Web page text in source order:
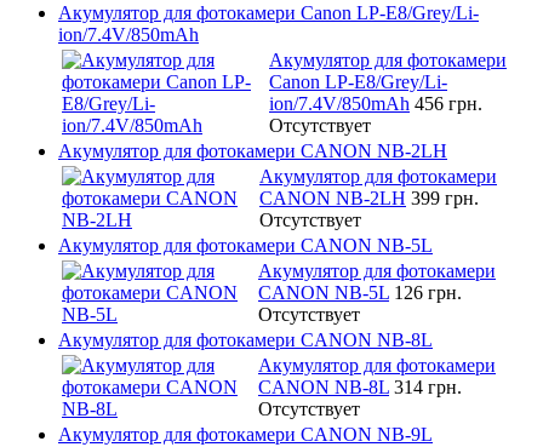
Акумулятор для фотокамери Canon LP-E8/Grey/Li-
ion/7.4V/850mAh
Акумулятор для фотокамери
Canon LP-E8/Grey/Li-
ion/7.4V/850mAh 456 грн.
Отсутствует
Акумулятор для фотокамери CANON NB-2LH
Акумулятор для фотокамери
CANON NB-2LH 399 грн.
Отсутствует
Акумулятор для фотокамери CANON NB-5L
Акумулятор для фотокамери
CANON NB-5L 126 грн.
Отсутствует
Акумулятор для фотокамери CANON NB-8L
Акумулятор для фотокамери
CANON NB-8L 314 грн.
Отсутствует
Акумулятор для фотокамери CANON NB-9L